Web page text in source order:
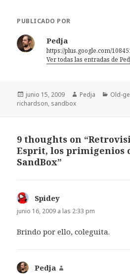
PUBLICADO POR
Pedja
https://plus.google.com/
Ver todas las entradas de
Publicado
el
junio 15, 2009 Autor
Pedja Old-
richardson, sandbox
9 thoughts on
Esprit, los primigenios
SandBox”
Spidey
junio 16, 2009 a las 2:33 pm
Brindo por ello, coleguita.
Pedja